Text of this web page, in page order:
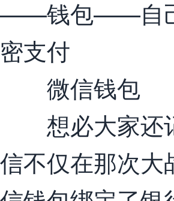
——钱包——自
密支付
微信钱包
想必大家还
信不仅在那次